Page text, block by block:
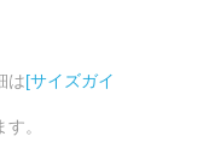
は[サイズガイ
。